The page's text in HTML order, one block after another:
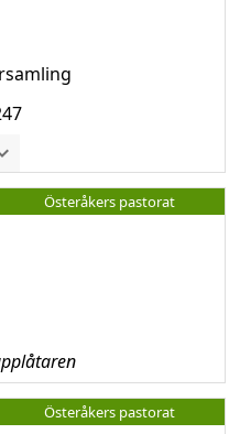
Österåkers pastorat
Österåkers pastorat